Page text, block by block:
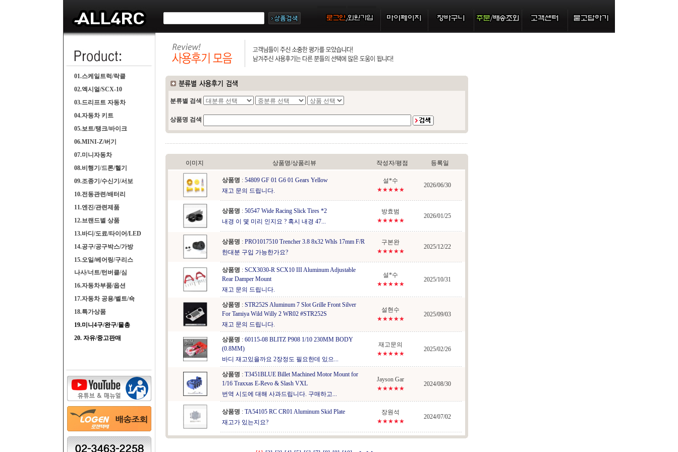
01.스케일트럭/락클
02.엑시얼/SCX-10
03.드리프트 자동차
04.자동차 키트
05.보트/탱크/바이크
06.MINI-Z/버기
07.미니자동차
08.비행기/드론/헬기
09.조종기/수신기/서보
10.전동관련/배터리
11.엔진/관련제품
12.브랜드별 상품
13.바디/도료/타이어/LED
14.공구/공구박스/가방
15.오일/베어링/구리스
나사/너트/턴버클/심
16.자동차부품/옵션
17.자동차 공용/벨트/쇽
18.특가상품
19.미니4구/완구/물총
20. 자유/중고판매
분류별 검색
상품명 검색
이미지 상품명/상품리뷰 작성자/평점 등록일
상품명 : 54809 GF 01 G6 01 Gears Yellow
재고 문의 드립니다.
설*수
★★★★★
2026/06/30
상품명 : 50547 Wide Racing Slick Tires *2
내경 이 몇 미리 인지요 ? 혹시 내경 47...
방효범
★★★★★
2026/01/25
상품명 : PRO1017510 Trencher 3.8 8x32 Whls 17mm F/R
한대분 구입 가능한가요?
구본완
★★★★★
2025/12/22
상품명 : SCX3030-R SCX10 III Aluminum Adjustable
Rear Damper Mount
재고 문의 드립니다.
설*수
★★★★★
2025/10/31
상품명 : STR252S Aluminum 7 Slot Grille Front Silver
For Tamiya Wild Willy 2 WR02 #STR252S
재고 문의 드립니다.
설현수
★★★★★
2025/09/03
상품명 : 60115-08 BLITZ P908 1/10 230MM BODY
(0.8MM)
바디 재고있을까요 2장정도 필요한데 있으...
재고문의
★★★★★
2025/02/26
상품명 : T3451BLUE Billet Machined Motor Mount for
1/16 Traxxas E-Revo & Slash VXL
번역 시도에 대해 사과드립니다. 구매하고...
Jayson Gar
★★★★★
2024/08/30
상품명 : TA54105 RC CR01 Aluminum Skid Plate
재고가 있는지요?
장원석
★★★★★
2024/07/02